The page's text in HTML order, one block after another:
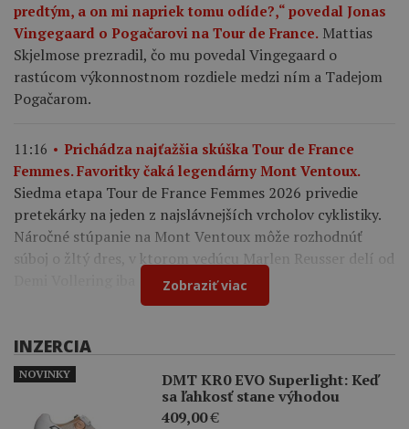
predtým, a on mi napriek tomu odíde?,“ povedal Jonas
Vingegaard o Pogačarovi na Tour de France. Mattias
Skjelmose prezradil, čo mu povedal Vingegaard o
rastúcom výkonnostnom rozdiele medzi ním a Tadejom
Pogačarom.
11:16
Prichádza najťažšia skúška Tour de France
Femmes. Favoritky čaká legendárny Mont Ventoux.
Siedma etapa Tour de France Femmes 2026 privedie
pretekárky na jeden z najslávnejších vrcholov cyklistiky.
Náročné stúpanie na Mont Ventoux môže rozhodnúť
súboj o žltý dres, v ktorom vedúcu Marlen Reusser delí od
Demi Vollering iba 12 sekúnd.
Zobraziť viac
INZERCIA
DMT KR0 EVO Superlight: Keď
sa ľahkosť stane výhodou
409,00€
NOVINKY